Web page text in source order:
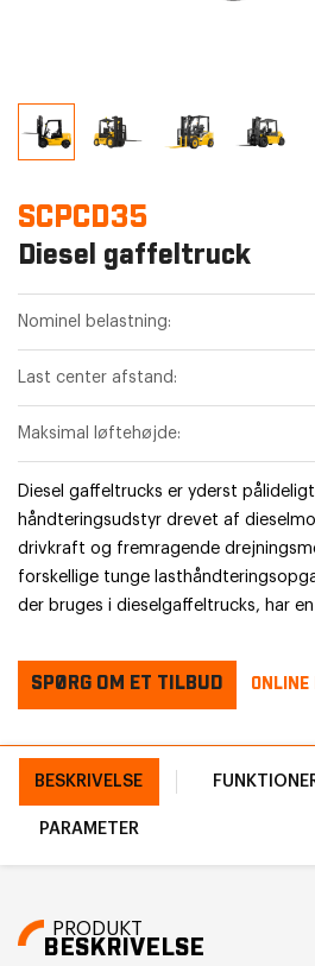
SCPCD35
Diesel gaffeltruck
Nominel belastning:
Last center afstand:
Maksimal løftehøjde:
Diesel gaffeltrucks er yderst
håndteringsudstyr drevet af
drivkraft og fremragende
forskellige tunge
der bruges i dieselgaffeltrucks, har
forbrændingseffektivitet, hvilket gør
og intensivt arbejde.
SPØRG OM ET TILBUD ONLINE
BESKRIVELSE
PARAMETER
PRODUKT
BESKRIVELSE